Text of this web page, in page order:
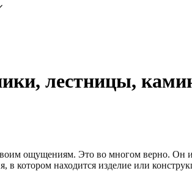
лестницы,
ощущениям. Это во многом верно. Он
в котором находится изделие или